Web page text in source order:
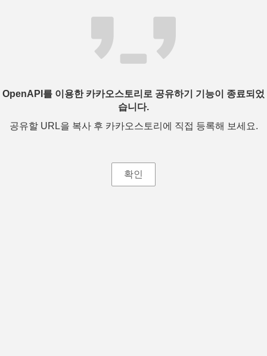
OpenAPI를 이용한 카카오스토리로 공유하기 기능이 종료되었
습니다.
공유할 URL을 복사 후 카카오스토리에 직접 등록해 보세요.
확인